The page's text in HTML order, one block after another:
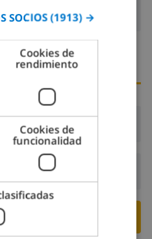
antes de 19:00
de: 10:00
CHALÉ ›
GERMAN
CATALAN
ITALIAN
DANISH
SOCIOS (1913) →
Cookies de
rendimiento
Cookies de
funcionalidad